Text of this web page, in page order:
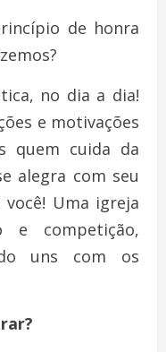
de honra
no dia a dia!
e motivações
quem cuida da
alegra com seu
Uma igreja
e competição,
uns com os